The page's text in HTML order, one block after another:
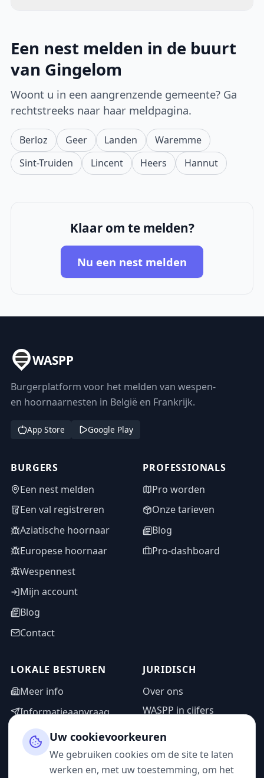
Een nest melden in de buurt
van Gingelom
Woont u in een aangrenzende gemeente? Ga
rechtstreeks naar haar meldpagina.
Berloz Geer Landen
Waremme
Sint-Truiden
Lincent Heers Hannut
Klaar om te melden?
Nu een nest melden
WASPP
Burgerplatform voor het melden van wespen-
en hoornaarnesten in België en Frankrijk.
App Store Google Play
BURGERS
Een nest melden
Een val registreren
Aziatische hoornaar
Europese hoornaar
Wespennest
Mijn account
Blog
Contact
PROFESSIONALS
Pro worden
Onze tarieven
Blog
Pro-dashboard
LOKALE BESTUREN
Meer info
Informatieaanvraag
Adminzone
JURIDISCH
Over ons
WASPP in cijfers
Privacybeleid
Gebruiksvoorwaarden
Uw cookievoorkeuren
We gebruiken cookies om de site te laten
werken en, met uw toestemming, om het